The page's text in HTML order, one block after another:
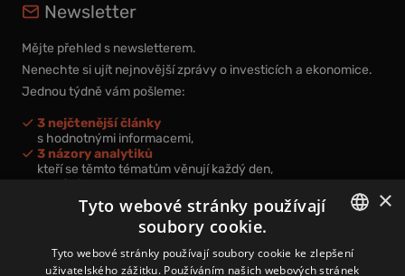
Newsletter
Mějte přehled s newsletterem.
Nenechte si ujít nejnovější zprávy o investicích a ekonomice.
Jednou týdně vám pošleme:
3 nejčtenější články
s hodnotnými informacemi,
3 názory analytiků
kteří se těmto tématům věnují každý den,
nová videa a podcasty
k prohloubení vašich znalostí.
CZECH
×
Tyto webové stránky používají
soubory cookie.
Tyto webové stránky používají soubory cookie ke zlepšení
uživatelského zážitku. Používáním našich webových stránek